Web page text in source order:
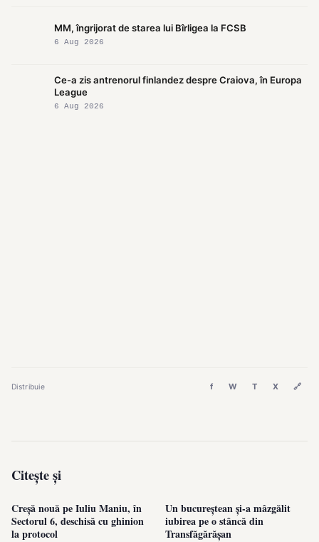
MM, îngrijorat de starea lui Bîrligea la FCSB
6 Aug 2026
Ce-a zis antrenorul finlandez despre Craiova, în Europa
League
6 Aug 2026
Distribuie f W T X 🔗
Citește și
Creșă nouă pe Iuliu Maniu, în
Sectorul 6, deschisă cu ghinion
la protocol
Un bucureștean și-a mâzgălit
iubirea pe o stâncă din
Transfăgărășan